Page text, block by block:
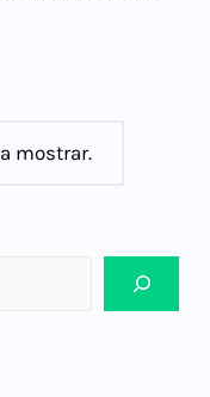
mostrar.